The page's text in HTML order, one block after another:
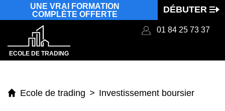
UNE VRAI FORMATION
COMPLÈTE OFFERTE
DÉBUTER
au
01 84 25 73 37
ECOLE DE TRADING
Ecole de trading > Investissement boursier